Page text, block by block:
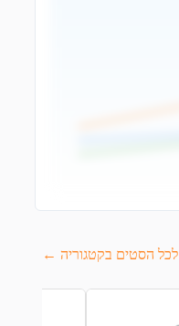
לכל הסטים בקטגוריה ←